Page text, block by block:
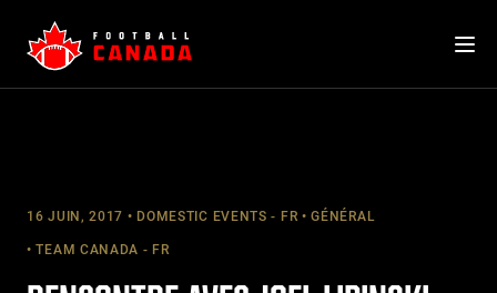
content
16 JUIN, 2017 DOMESTIC EVENTS - FR GÉNÉRAL
TEAM CANADA - FR